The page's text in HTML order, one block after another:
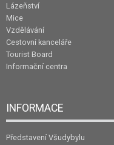
Lázeňství
Mice
Vzdělávání
Cestovní kanceláře
Tourist Board
Informační centra
INFORMACE
Představení Všudybylu